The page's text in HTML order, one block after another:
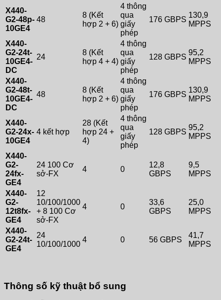
X440-
G2-48p-
10GE4
48
8 (Kết
hợp 2 + 6)
4 thông
qua
giấy
phép
176 GBPS
130,9
MPPS
X440-
G2-24t-
10GE4-
DC
24
8 (Kết
hợp 4 + 4)
4 thông
qua
giấy
phép
128 GBPS
95,2
MPPS
X440-
G2-48t-
10GE4-
DC
48
8 (Kết
hợp 2 + 6)
4 thông
qua
giấy
phép
176 GBPS
130,9
MPPS
X440-
G2-24x-
10GE4
4 kết hợp
28 (Kết
hợp 24 +
4)
4 thông
qua
giấy
phép
128 GBPS
95,2
MPPS
X440-
G2-
24fx-
GE4
24 100 Cơ
sở-FX
4 0
12,8
GBPS
9,5
MPPS
X440-
G2-
12t8fx-
GE4
12
10/100/1000
+ 8 100 Cơ
sở-FX
4 0
33,6
GBPS
25,0
MPPS
X440-
G2-24t-
GE4
24
10/100/1000
4 0 56 GBPS
41,7
MPPS
Thông số kỹ thuật bổ sung